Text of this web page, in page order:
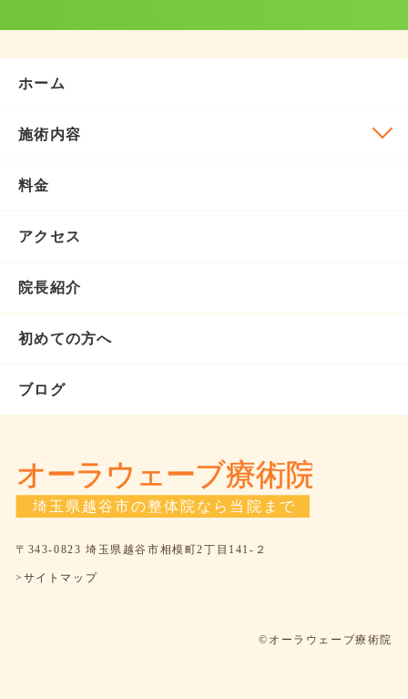
ホーム
施術内容
料金
アクセス
院長紹介
初めての方へ
ブログ
〒343-0823 埼玉県越谷市相模町2丁目141-２
>サイトマップ
©オーラウェーブ療術院